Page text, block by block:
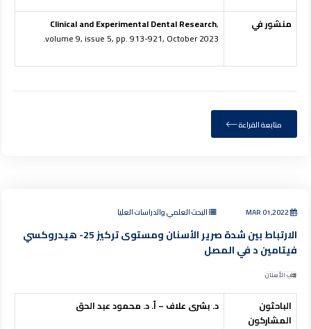
منشور في Clinical and Experimental Dental Research,
volume 9, issue 5, pp. 913-921, October 2023.
متابعة القراءة
MAR 01,2022 البحث العلمي والدراسات العليا
الارتباط بين شدة صرير الأسنان ومستوى تركيز 25- هيدروكسي
فيتامين د في المصل
طب الأسنان
الباحثون
المشاركون
د. بشرى علاف – أ. د. محمود عبد الحق